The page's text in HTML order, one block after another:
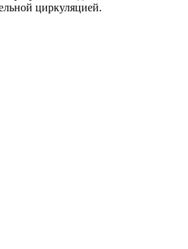
циркуляцией.